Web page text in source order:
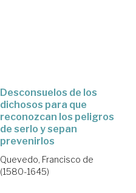
Desconsuelos de los
dichosos para que
reconozcan los peligros
de serlo y sepan
prevenirlos
Quevedo, Francisco de
(1580-1645)